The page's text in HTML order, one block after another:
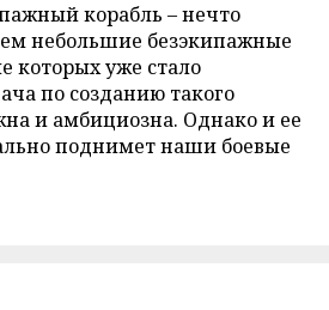
корабль – нечто
небольшие безэкипажные
которых уже стало
по созданию такого
и амбициозна. Однако и ее
поднимет наши боевые